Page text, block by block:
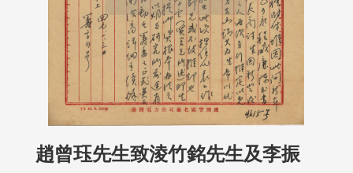
趙曾珏先生致淩竹銘先生及李振